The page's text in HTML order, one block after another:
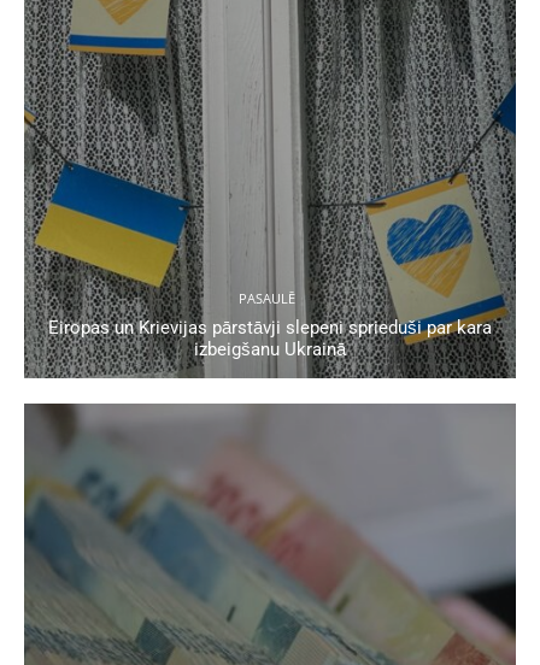
PASAULĒ
Eiropas un Krievijas pārstāvji slepeni sprieduši par kara
izbeigšanu Ukrainā